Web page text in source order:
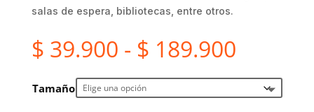
salas de espera, bibliotecas, entre otros.
$ 39.900 - $ 189.900Rango
desde
Tamaño